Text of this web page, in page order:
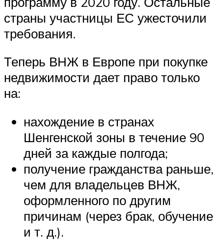
страны участницы ЕС ужесточили
требования.
Теперь ВНЖ в Европе при покупке
недвижимости дает право только
на:
нахождение в странах
Шенгенской зоны в течение 90
дней за каждые полгода;
получение гражданства раньше,
чем для владельцев ВНЖ,
оформленного по другим
причинам (через брак, обучение
и т. д.).